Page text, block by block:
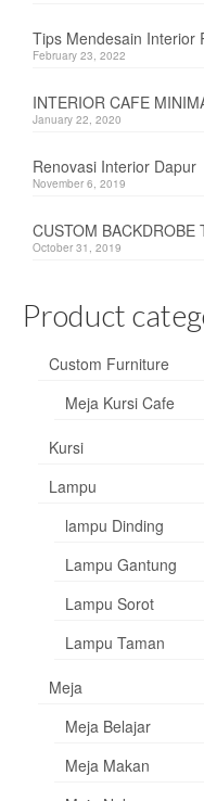
Lemari
Sofa
Custom
Jasa Desain
Tips Mendesain Interior
February 23, 2022
INTERIOR CAFE
January 22, 2020
Renovasi Interior Dapur
November 6, 2019
CUSTOM BACKDROBE
October 31, 2019
Product
Custom Furniture
Meja Kursi Cafe
Kursi
Lampu
lampu Dinding
Lampu Gantung
Lampu Sorot
Lampu Taman
Meja
Meja Belajar
Meja Makan